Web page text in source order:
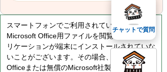
スマートフォンでご利用されている場合、
Microsoft Office用ファイルを閲覧できるアプ
リケーションが端末にインストールされていな
いことがございます。その場合、Microsoft
Officeまたは無償のMicrosoft社製ビューアーア
チャットで質問